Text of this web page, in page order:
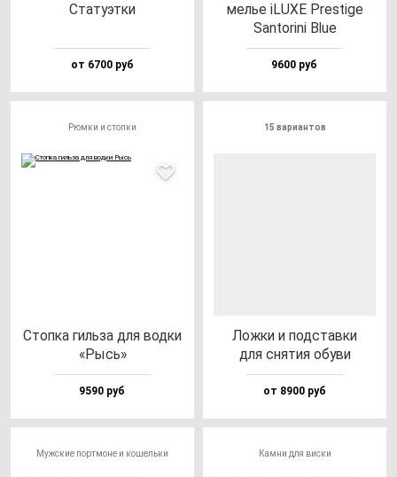
Ста­ту­эт­ки
от 6700 руб
мелье iLUXE Pres­ti­ge
San­to­ri­ni Blue
9600 руб
Рюмки и стопки
Стоп­ка гиль­за для вод­ки
«Рысь»
9590 руб
15 вариантов
Лож­ки и под­став­ки
для сня­тия обу­ви
от 8900 руб
Мужские портмоне и кошельки Камни для виски